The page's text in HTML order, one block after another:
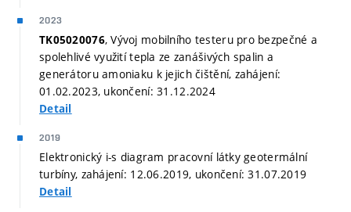
2023
TK05020076, Vývoj mobilního testeru pro bezpečné a
spolehlivé využití tepla ze zanášivých spalin a
generátoru amoniaku k jejich čištění, zahájení:
01.02.2023, ukončení: 31.12.2024
Detail
2019
Elektronický i-s diagram pracovní látky geotermální
turbíny, zahájení: 12.06.2019, ukončení: 31.07.2019
Detail